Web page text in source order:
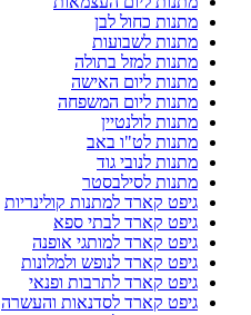
מתנות כחול לבן
מתנות לשבועות
מתנות למזל בתולה
מתנות ליום האישה
מתנות ליום המשפחה
מתנות לולנטיין
מתנות לט"ו באב
מתנות לנובי גוד
מתנות לסילבסטר
גיפט קארד למתנות קולינריות
גיפט קארד לבתי ספא
גיפט קארד למותגי אופנה
גיפט קארד לנופש ולמלונות
גיפט קארד לתרבות ופנאי
גיפט קארד לסדנאות והעשרה